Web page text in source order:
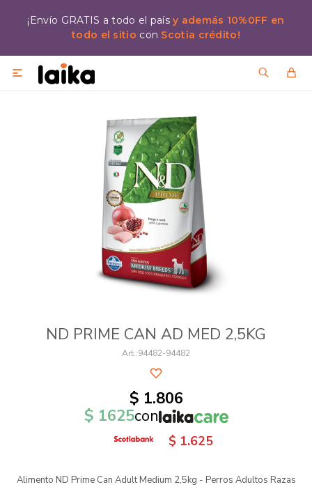
¡Envío GRATIS a todo el paísy además 10%0FF en
todo el sitio con Scotia crédito!

ND PRIME CAN AD MED 2,5KG
94482-94482
$ 1.806
$ 1625con
$ 1.625
Alimento ND Prime Can Adult Medium 2,5kg - Perros Adultos Razas